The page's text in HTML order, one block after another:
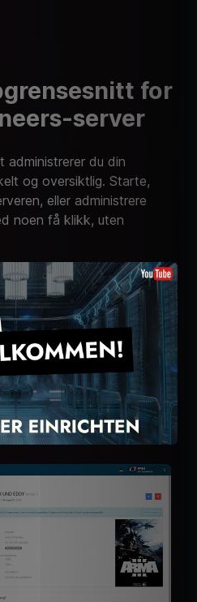
for
server
du din
og oversiktlig. Starte,
eller administrere
noen få klikk, uten